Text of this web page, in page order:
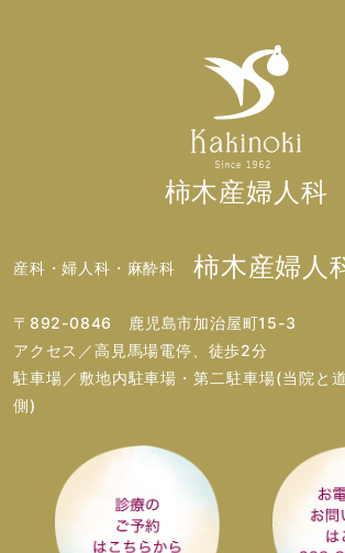
柿木産婦人科
産科・婦人科・麻酔科 柿木産婦人
〒892-0846 鹿児島市加治屋町15-3
アクセス／高見馬場電停、徒歩2分
駐車場／敷地内駐車場・第二駐車場(当院と
側)